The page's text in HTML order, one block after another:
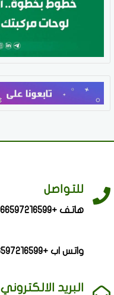
للتواصل
هاتف +966597216599
واتس اب +966597216599
البريد الالكتروني